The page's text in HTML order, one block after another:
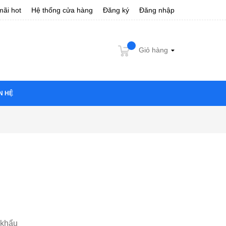
hot Hệ thống cửa hàng Đăng ký Đăng nhập
Giỏ hàng
HỆ